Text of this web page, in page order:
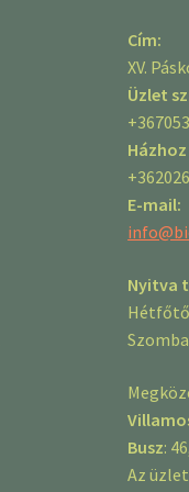
Cím:
XV.
Üzlet
E-mail:
Nyitva
Busz:
Az